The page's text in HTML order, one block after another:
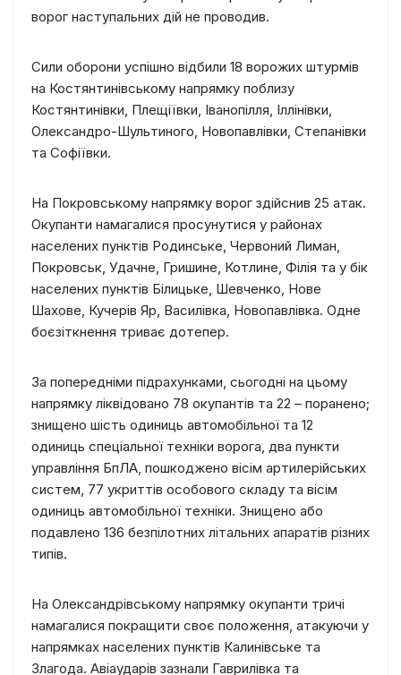
ворог наступальних дій не проводив.
Сили оборони успішно відбили 18 ворожих штурмів
на Костянтинівському напрямку поблизу
Костянтинівки, Плещіївки, Іванопілля, Іллінівки,
Олександро-Шультиного, Новопавлівки, Степанівки
та Софіївки.
На Покровському напрямку ворог здійснив 25 атак.
Окупанти намагалися просунутися у районах
населених пунктів Родинське, Червоний Лиман,
Покровськ, Удачне, Гришине, Котлине, Філія та у бік
населених пунктів Білицьке, Шевченко, Нове
Шахове, Кучерів Яр, Василівка, Новопавлівка. Одне
боєзіткнення триває дотепер.
За попередніми підрахунками, сьогодні на цьому
напрямку ліквідовано 78 окупантів та 22 – поранено;
знищено шість одиниць автомобільної та 12
одиниць спеціальної техніки ворога, два пункти
управління БпЛА, пошкоджено вісім артилерійських
систем, 77 укриттів особового складу та вісім
одиниць автомобільної техніки. Знищено або
подавлено 136 безпілотних літальних апаратів різних
типів.
На Олександрівському напрямку окупанти тричі
намагалися покращити своє положення, атакуючи у
напрямках населених пунктів Калинівське та
Злагода. Авіаударів зазнали Гаврилівка та